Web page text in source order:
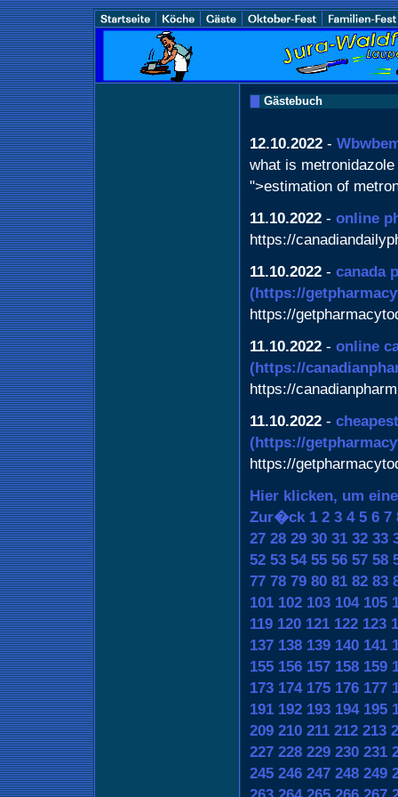
Gästebuch
12.10.2022 -
what is
">estimation of
11.10.2022 - online
https://
11.10.2022 - canada
(https://
https://
11.10.2022 - online
(https://
https://
11.10.2022 -
(https://
https://
Hier klicken, um
Zur�ck 1 2 3 4 5 6 7
27 28 29 30 31 32 33
52 53 54 55 56 57 58
77 78 79 80 81 82 83
101 102 103 104 105
119 120 121 122 123
137 138 139 140 141
155 156 157 158 159
173 174 175 176 177
191 192 193 194 195
209 210 211 212 213
227 228 229 230 231
245 246 247 248 249